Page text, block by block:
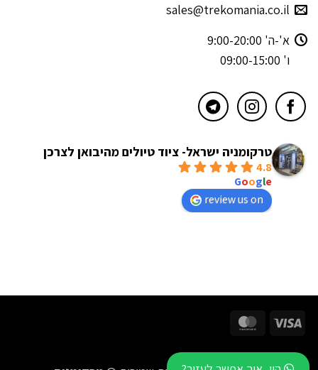
sales@trekomania.co.il
א'-ה' 9:00-20:00
ו' 09:00-15:00
טרקומניה ישראל- ציוד טיולים מהיבואן לצרכן
4.8
Google
review us on
Visa